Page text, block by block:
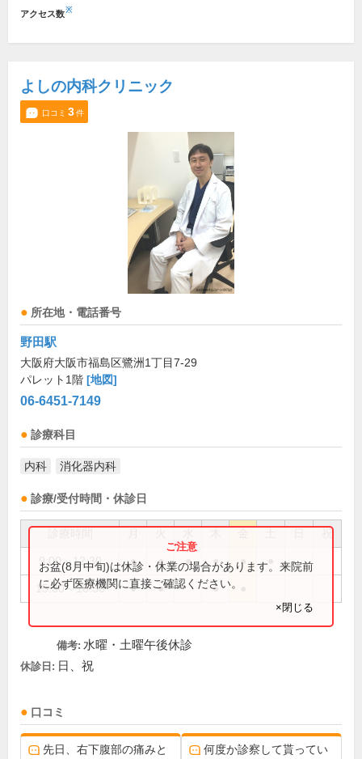
アクセス数※
よしの内科クリニック
口コミ 3件
所在地・電話番号
野田駅
大阪府大阪市福島区鷺洲1丁目7-29
パレット1階 [地図]
06-6451-7149
診療科目
内科 消化器内科
診療/受付時間・休診日
祝
9:00～12:30 ● ● ● ● ●
15:30～18:30 ● ● ●
お盆(8月中旬)は休診・休業の場合があります。来院前
に必ず医療機関に直接ご確認ください。
×閉じる
備考: 水曜・土曜午後休診
休診日: 日、祝
口コミ
先日、右下腹部の痛みと
何度か診察して貰ってい